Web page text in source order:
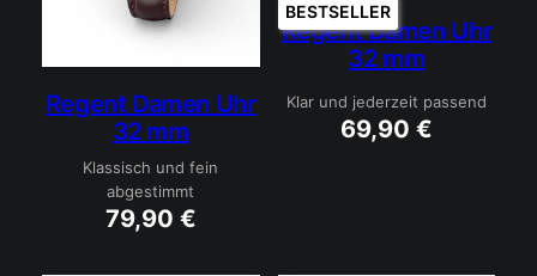
Regent Damen Uhr
32 mm
Klassisch und fein
abgestimmt
79,90 €
BESTSELLER
Regent Damen Uhr
32 mm
Klar und jederzeit passend
69,90 €